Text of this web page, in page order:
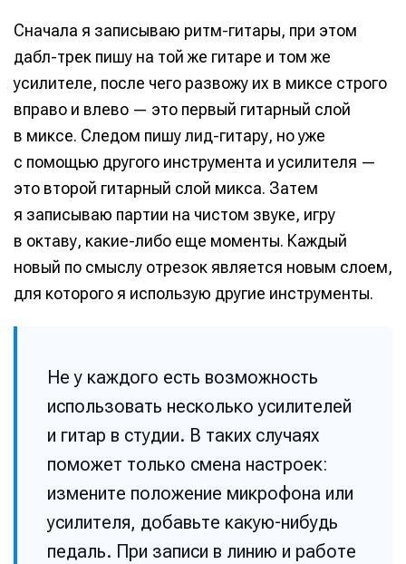
Сначала я записываю ритм-гитары, при этом
дабл-трек пишу на той же гитаре и том же
усилителе, после чего развожу их в миксе строго
вправо и влево — это первый гитарный слой
в миксе. Следом пишу лид-гитару, но уже
с помощью другого инструмента и усилителя —
это второй гитарный слой микса. Затем
я записываю партии на чистом звуке, игру
в октаву, какие-либо еще моменты. Каждый
новый по смыслу отрезок является новым слоем,
для которого я использую другие инструменты.
Не у каждого есть возможность
использовать несколько усилителей
и гитар в студии. В таких случаях
поможет только смена настроек:
измените положение микрофона или
усилителя, добавьте какую-нибудь
педаль. При записи в линию и работе